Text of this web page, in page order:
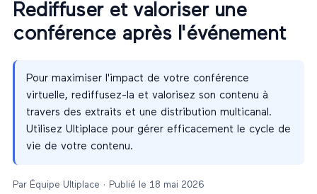
Rediffuser et valoriser une
conférence après l'événement
Pour maximiser l'impact de votre conférence
virtuelle, rediffusez-la et valorisez son contenu à
travers des extraits et une distribution multicanal.
Utilisez Ultiplace pour gérer efficacement le cycle de
vie de votre contenu.
Par Équipe Ultiplace · Publié le 18 mai 2026